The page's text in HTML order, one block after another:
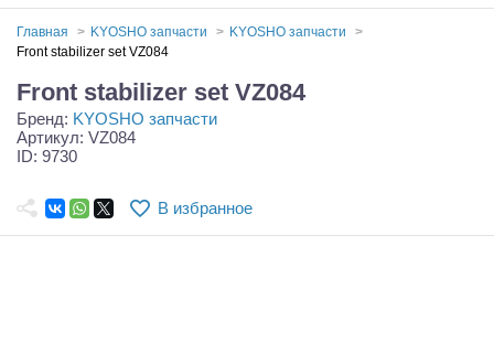
Запчасти и аксессуары
Игрушки
Самолеты
Главная KYOSHO запчасти
KYOSHO запчасти
Front stabilizer set VZ084
Front stabilizer set VZ084
Бренд: KYOSHO запчасти
Артикул: VZ084
ID: 9730
В избранное